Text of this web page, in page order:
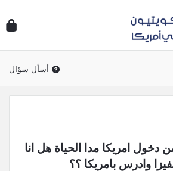
أسأل سؤال
وادرس بامريكا ؟؟